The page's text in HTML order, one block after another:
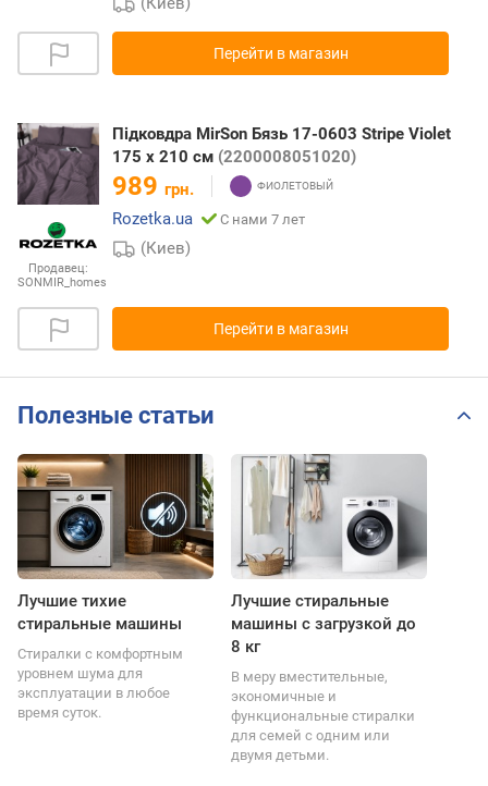
Перейти в магазин
Продавец:
SONMIR_homes
Підковдра MirSon Бязь 17-0603 Stripe Violet
175 x 210 см (2200008051020)
989 грн.
Rozetka.ua
С нами 7 лет
(Киев)
Перейти в магазин
Полезные статьи
Лучшие тихие
стиральные машины
Стиралки с комфортным
уровнем шума для
эксплуатации в любое
время суток.
Лучшие стиральные
машины с загрузкой до
8 кг
В меру вместительные,
экономичные и
функциональные стиралки
для семей с одним или
двумя детьми.